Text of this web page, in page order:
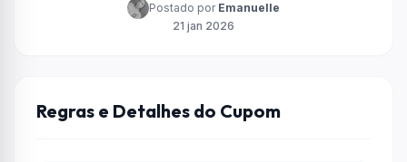
Postado por Emanuelle
21 jan 2026
Regras e Detalhes do Cupom